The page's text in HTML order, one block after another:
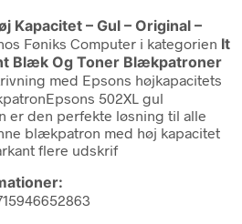
Kapacitet – Gul – Original –
Føniks Computer i kategorien It
Blæk Og Toner Blækpatroner
med Epsons højkapacitets
502XL gul
er den perfekte løsning til alle
blækpatron med høj kapacitet
flere udskrif